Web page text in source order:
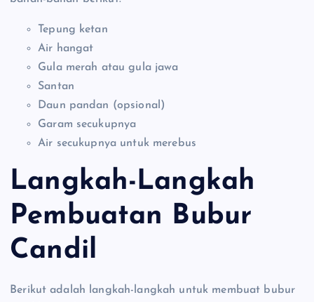
Tepung ketan
Air hangat
Gula merah atau gula jawa
Santan
Daun pandan (opsional)
Garam secukupnya
Air secukupnya untuk merebus
Langkah-Langkah
Pembuatan Bubur
Candil
Berikut adalah langkah-langkah untuk membuat bubur